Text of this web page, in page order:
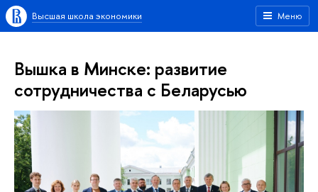
Меню
Высшая школа экономики
Вышка в Минске: развитие
сотрудничества с Беларусью